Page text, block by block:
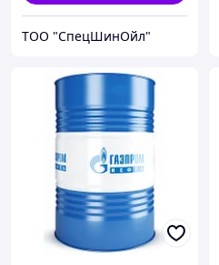
ТОО "СпецШинОйл"